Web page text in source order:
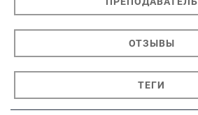
ОТЗЫВЫ
ТЕГИ